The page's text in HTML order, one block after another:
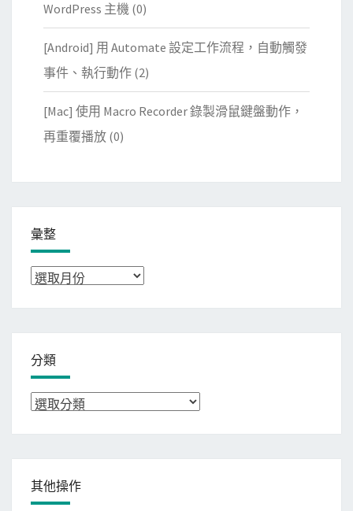
WordPress 主機 (0)
[Android] 用 Automate 設定工作流程，自動觸發
事件、執行動作 (2)
[Mac] 使用 Macro Recorder 錄製滑鼠鍵盤動作，
再重覆播放 (0)
彙整
彙
分類
分
其他操作